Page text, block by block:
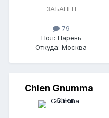
ЗАБАНЕН
79
Пол: Парень
Откуда: Москва
Chlen Gnumma